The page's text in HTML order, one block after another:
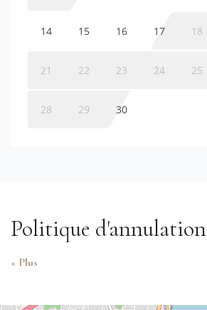
14 15 16 17 18
21 22 23 24 25
28 29 30
Politique d'annulation
+ Plus